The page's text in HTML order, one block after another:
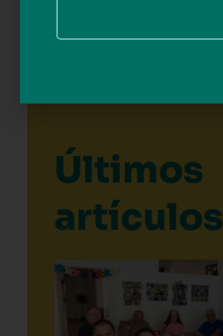
Últimos
artículos